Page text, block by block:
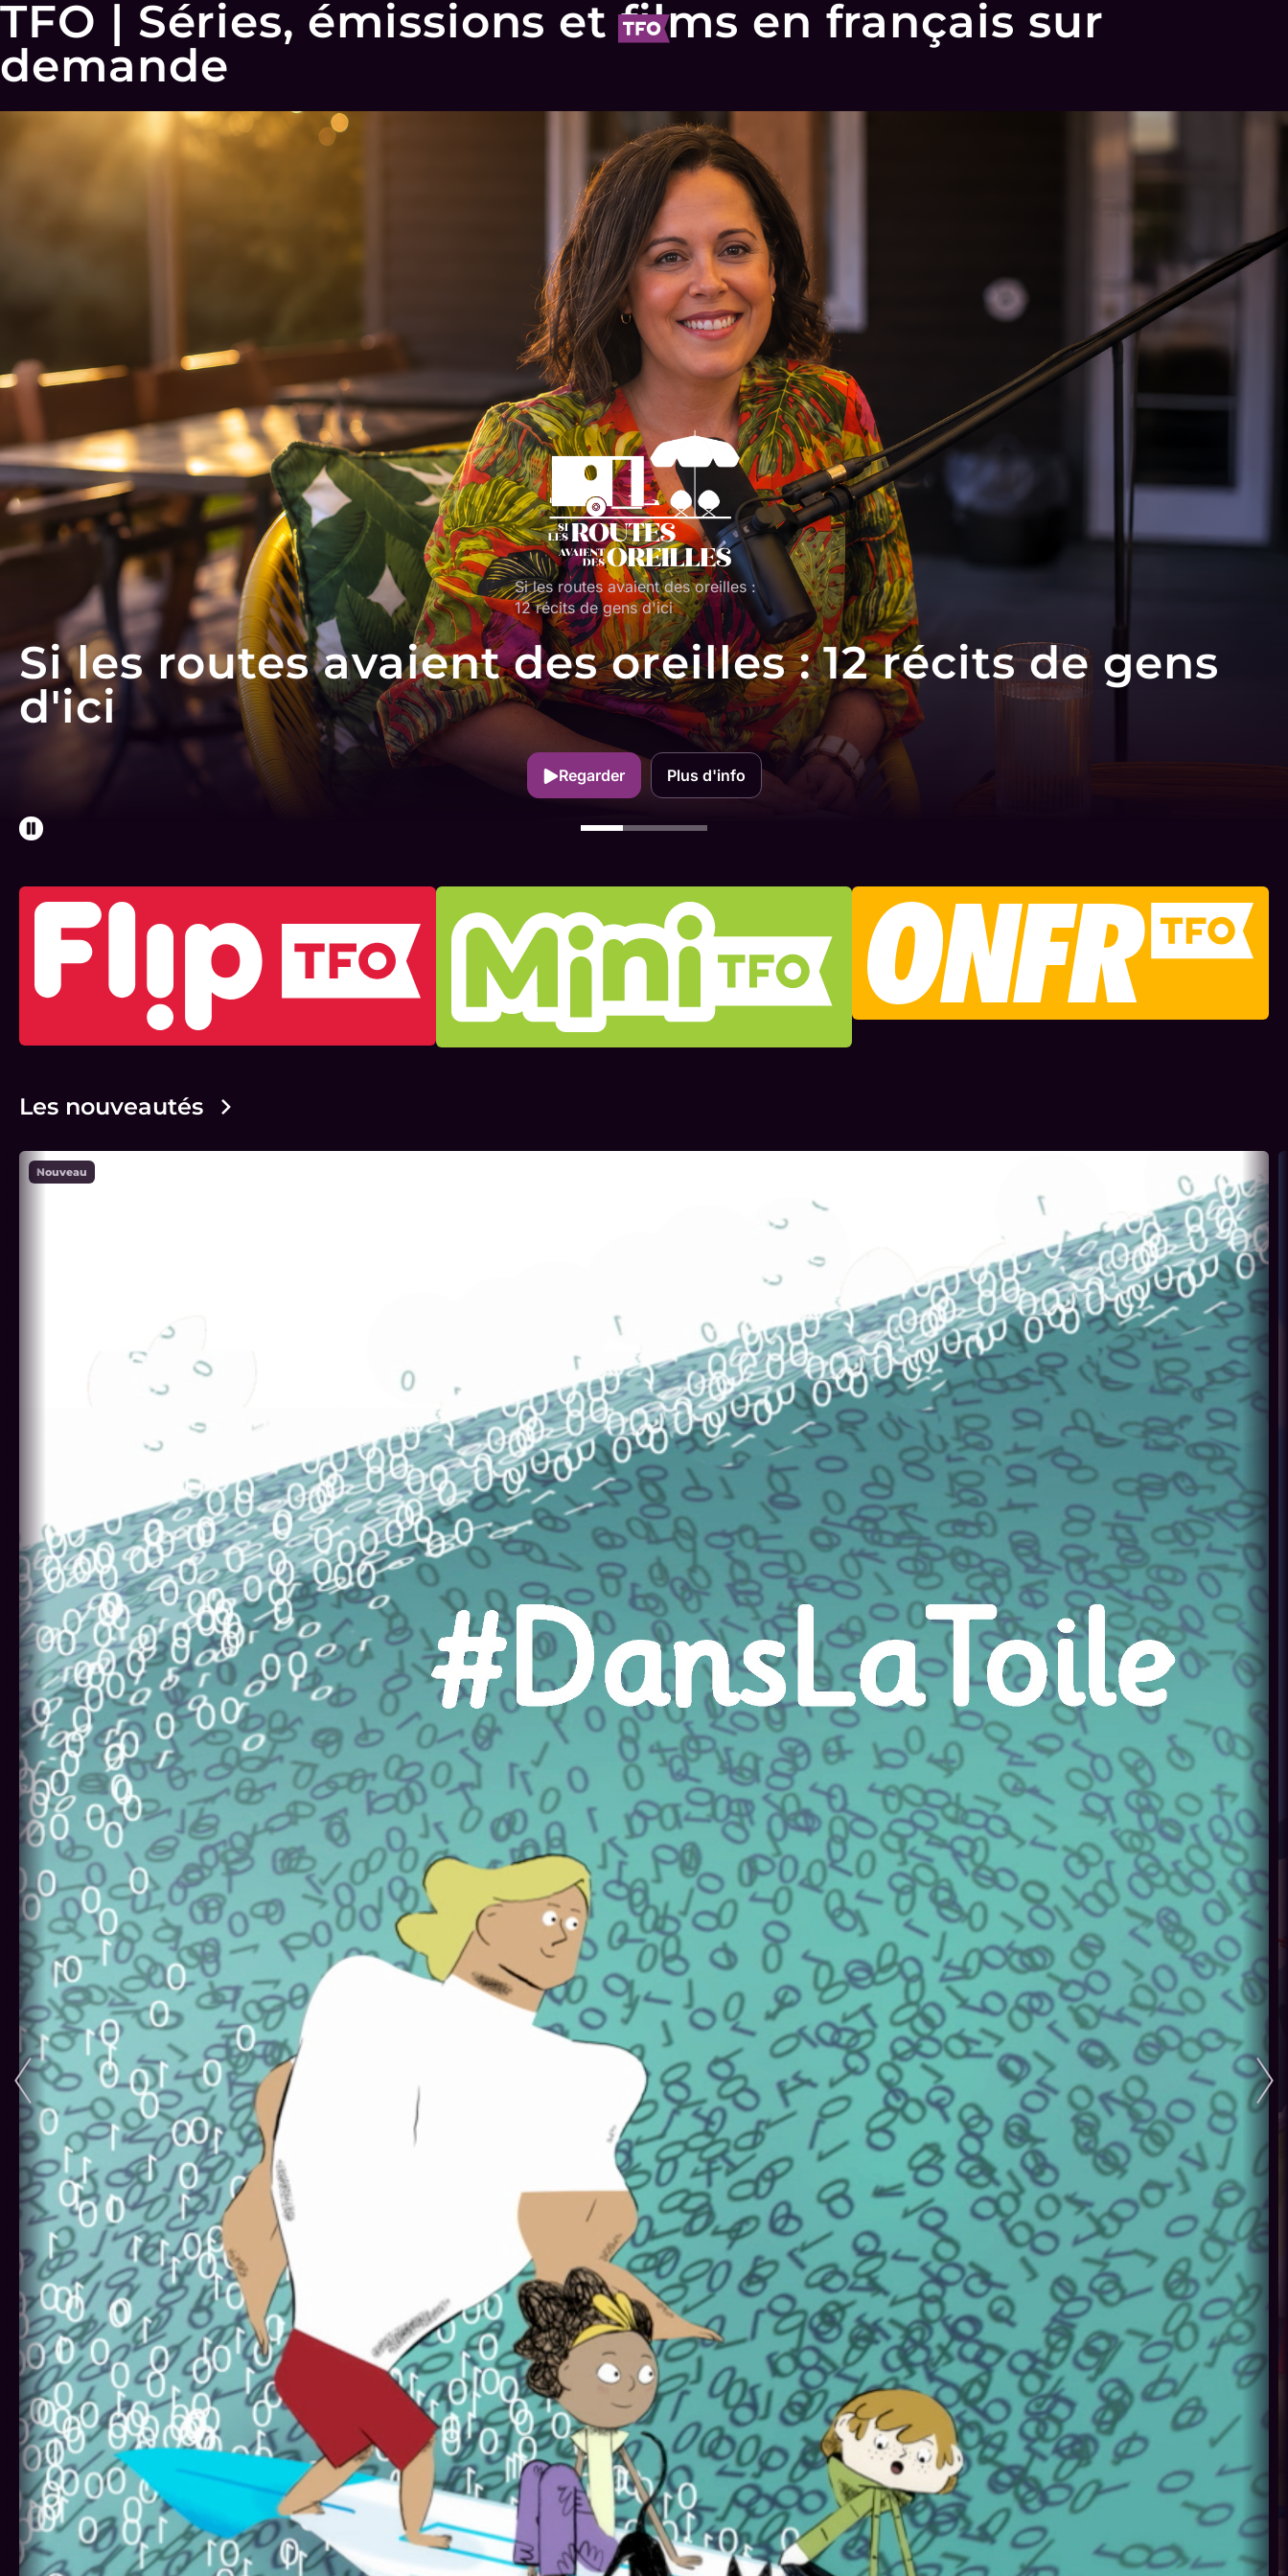
TFO | Séries, émissions et films en français sur
demande
Si les routes avaient des oreilles :
12 récits de gens d'ici
Si les routes avaient des oreilles : 12 récits de gens
d'ici
Regarder Plus d'info
Les nouveautés
Nouveau